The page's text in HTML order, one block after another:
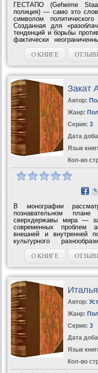
ГЕСТАПО (Geheime
полиция) — само это
символом
Созданная для
тенденций и борьбы
фактически
только имели право на
Feinde des Deutschen Volk
О КНИГЕ
Закат
Автор:
Жанр:
Серия: 3
Дата
Язык
Кол-во
В монографии
познавательном
сверхдержавы мира —
современных проблем
внешней и внутренней
культурного
философии и
социологии и других сфер
О КНИГЕ
Автор:
Жанр:
Серия: 3
Дата
Язык
Кол-во